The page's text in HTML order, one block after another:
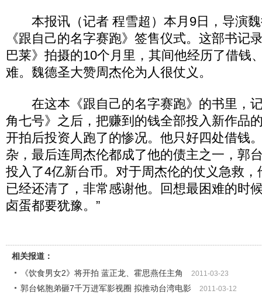
本报讯（记者 程雪超）本月9日，导演魏
《跟自己的名字赛跑》签售仪式。这部书记
巴莱》拍摄的10个月里，其间他经历了借钱
难。魏德圣大赞周杰伦为人很仗义。
在这本《跟自己的名字赛跑》的书里，
角七号》之后，把赚到的钱全部投入新作品
开拍后投资人跑了的惨况。他只好四处借钱
杂，最后连周杰伦都成了他的债主之一，郭
投入了4亿新台币。对于周杰伦的仗义急救，
已经还清了，非常感谢他。回想最困难的时
卤蛋都要犹豫。”
相关报道：
《饮食男女2》将开拍 蓝正龙、霍思燕任主角
2011-03-23
郭台铭胞弟砸7千万进军影视圈 拟推动台湾电影 2011-03-12